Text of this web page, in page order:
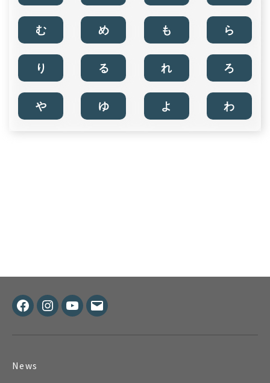
む め も ら
り る れ ろ
や ゆ よ わ
FacebookInstagramYoutube
メ
ル
News